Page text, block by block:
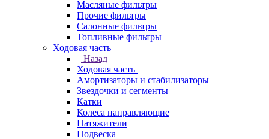
Масляные фильтры
Прочие фильтры
Салонные фильтры
Топливные фильтры
Ходовая часть
Назад
Ходовая часть
Амортизаторы и стабилизаторы
Звездочки и сегменты
Катки
Колеса направляющие
Натяжители
Подвеска